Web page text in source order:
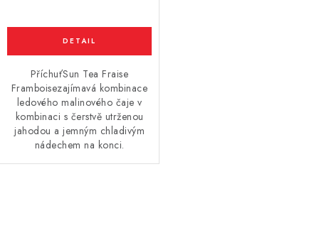
PříchuťSun Tea Fraise
Framboisezajímavá kombinace
ledového malinového čaje v
kombinaci s čerstvě utrženou
jahodou a jemným chladivým
nádechem na konci.